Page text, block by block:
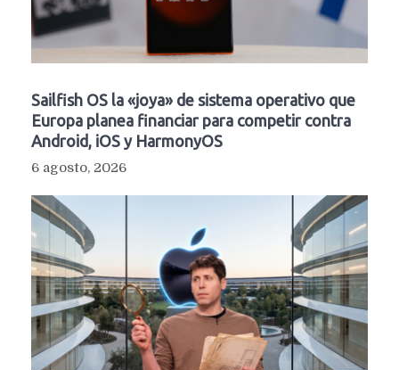
Sailfish OS la «joya» de sistema operativo que
Europa planea financiar para competir contra
Android, iOS y HarmonyOS
6 agosto, 2026